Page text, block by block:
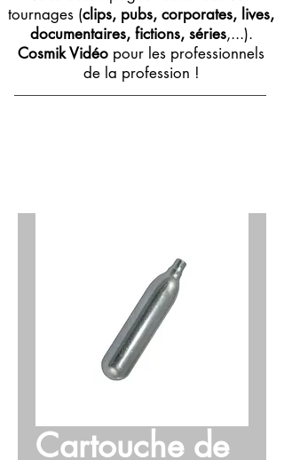
tournages (clips, pubs, corporates, lives,
documentaires, fictions, séries,...).
Cosmik Vidéo pour les professionnels
de la profession !
Cartouche de